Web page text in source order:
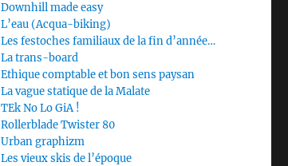
Downhill made easy
L’eau (Acqua-biking)
Les festoches familiaux de la fin d’année…
La trans-board
Ethique comptable et bon sens paysan
La vague statique de la Malate
TEk No Lo GiA !
Rollerblade Twister 80
Urban graphizm
Les vieux skis de l’époque